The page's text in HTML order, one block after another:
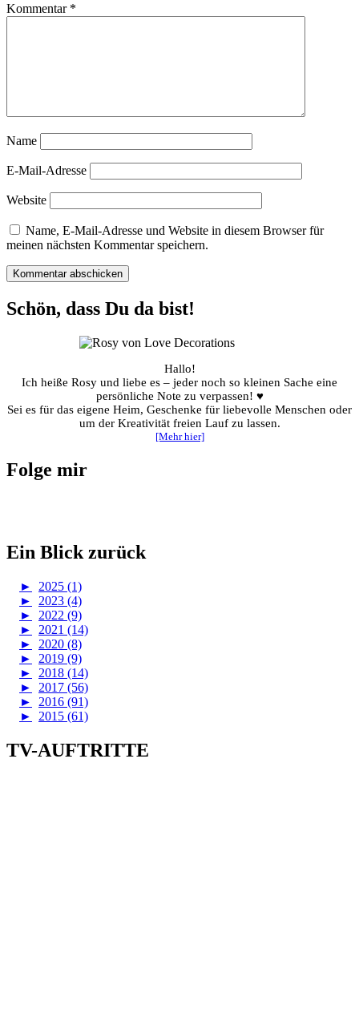
Kommentar *
Name
E-Mail-Adresse
Website
Name, E-Mail-Adresse und Website in diesem Browser für
meinen nächsten Kommentar speichern.
Schön, dass Du da bist!
Hallo!
Ich heiße Rosy und liebe es – jeder noch so kleinen Sache eine
persönliche Note zu verpassen! ♥
Sei es für das eigene Heim, Geschenke für liebevolle Menschen oder
um der Kreativität freien Lauf zu lassen.
[Mehr hier]
Folge mir
Ein Blick zurück
►
2025 (1)
►
2023 (4)
►
2022 (9)
►
2021 (14)
►
2020 (8)
►
2019 (9)
►
2018 (14)
►
2017 (56)
►
2016 (91)
►
2015 (61)
TV-AUFTRITTE